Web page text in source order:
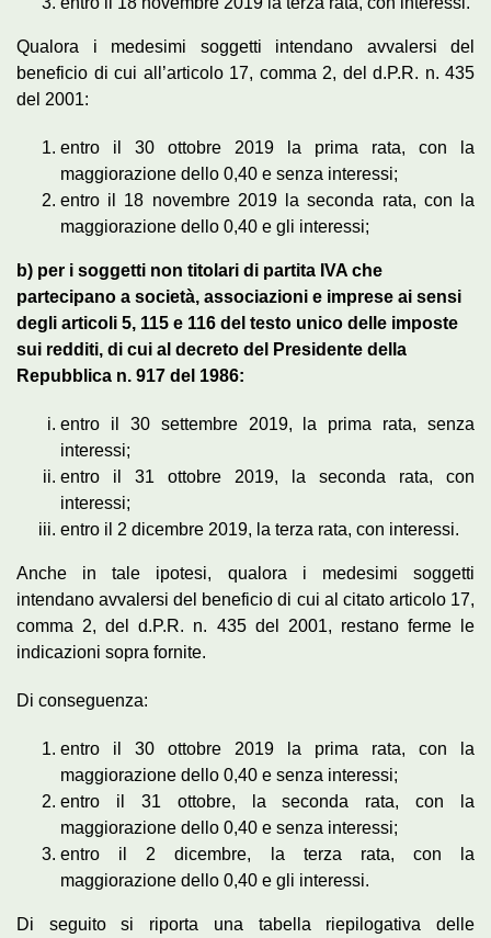
Qualora i medesimi soggetti intendano avvalersi del
beneficio di cui all’articolo 17, comma 2, del d.P.R. n. 435
del 2001:
entro il 30 ottobre 2019 la prima rata, con la
maggiorazione dello 0,40 e senza interessi;
entro il 18 novembre 2019 la seconda rata, con la
maggiorazione dello 0,40 e gli interessi;
b) per i soggetti non titolari di partita IVA che
partecipano a società, associazioni e imprese ai sensi
degli articoli 5, 115 e 116 del testo unico delle imposte
sui redditi, di cui al decreto del Presidente della
Repubblica n. 917 del 1986:
entro il 30 settembre 2019, la prima rata, senza
interessi;
entro il 31 ottobre 2019, la seconda rata, con
interessi;
entro il 2 dicembre 2019, la terza rata, con interessi.
Anche in tale ipotesi, qualora i medesimi soggetti
intendano avvalersi del beneficio di cui al citato articolo 17,
comma 2, del d.P.R. n. 435 del 2001, restano ferme le
indicazioni sopra fornite.
Di conseguenza:
entro il 30 ottobre 2019 la prima rata, con la
maggiorazione dello 0,40 e senza interessi;
entro il 31 ottobre, la seconda rata, con la
maggiorazione dello 0,40 e senza interessi;
entro il 2 dicembre, la terza rata, con la
maggiorazione dello 0,40 e gli interessi.
Di seguito si riporta una tabella riepilogativa delle